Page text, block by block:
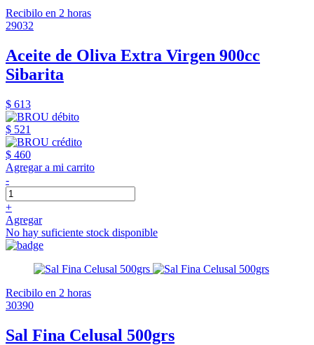
Recibilo en 2 horas
29032
Aceite de Oliva Extra Virgen 900cc
Sibarita
$ 613
$ 521
$ 460
Agregar a mi carrito
-
+
Agregar
No hay suficiente stock disponible
Recibilo en 2 horas
30390
Sal Fina Celusal 500grs